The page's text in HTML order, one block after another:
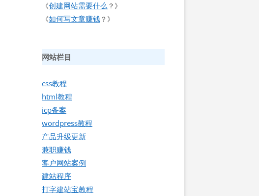
《创建网站需要什么 ？》
《如何写文章赚钱 ？》
网站栏目
css教程
html教程
icp备案
wordpress教程
产品升级更新
兼职赚钱
客户网站案例
建站程序
打字建站宝教程